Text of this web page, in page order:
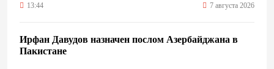
13:44 7 августа 2026
Ирфан Давудов назначен послом Азербайджана в
Пакистане